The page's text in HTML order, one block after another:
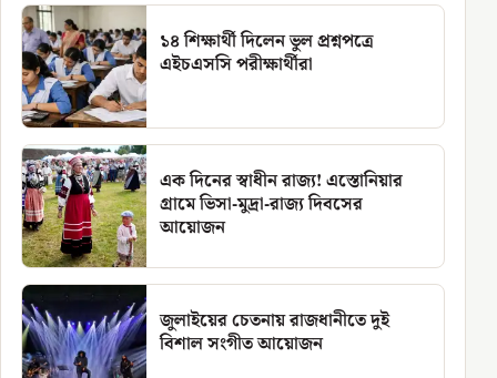
১৪ শিক্ষার্থী দিলেন ভুল প্রশ্নপত্রে
এইচএসসি পরীক্ষার্থীরা
এক দিনের স্বাধীন রাজ্য! এস্তোনিয়ার
গ্রামে ভিসা-মুদ্রা-রাজ্য দিবসের
আয়োজন
জুলাইয়ের চেতনায় রাজধানীতে দুই
বিশাল সংগীত আয়োজন